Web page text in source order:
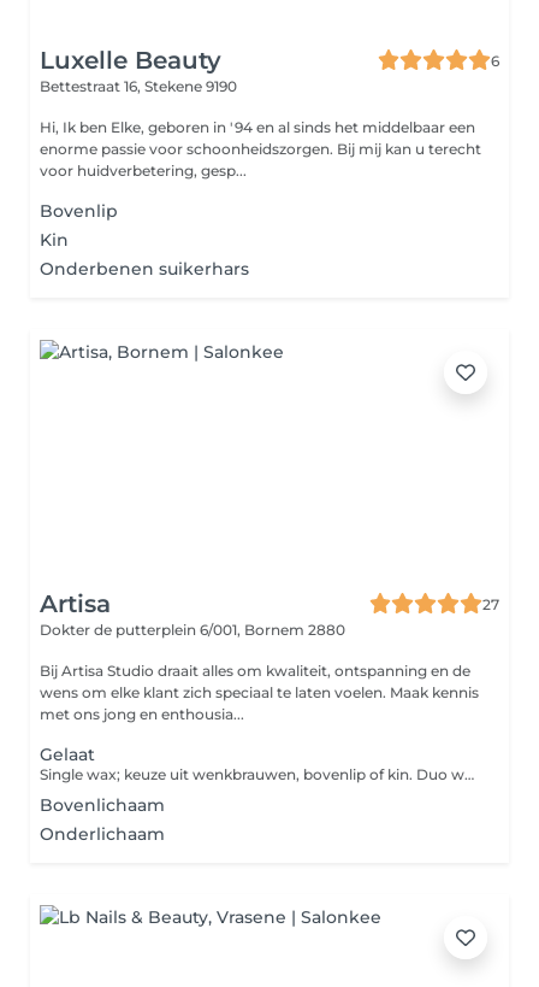
Luxelle Beauty
6
Bettestraat 16, Stekene 9190
Hi, Ik ben Elke, geboren in '94 en al sinds het middelbaar een
enorme passie voor schoonheidszorgen. Bij mij kan u terecht
voor huidverbetering, gesp...
Bovenlip
Kin
Onderbenen suikerhars
Artisa
27
Dokter de putterplein 6/001, Bornem 2880
Bij Artisa Studio draait alles om kwaliteit, ontspanning en de
wens om elke klant zich speciaal te laten voelen. Maak kennis
met ons jong en enthousia...
Gelaat
Single wax; keuze uit wenkbrauwen, bovenlip of kin. Duo wax zijn 2 zones en bij full face worden de 3 zones onthaard.
Bovenlichaam
Onderlichaam